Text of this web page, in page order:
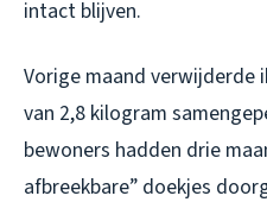
intact blijven.
Vorige maand verwijderde
van 2,8 kilogram
bewoners hadden drie
afbreekbare” doekjes